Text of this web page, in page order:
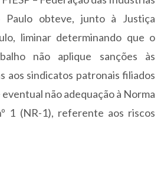
Paulo obteve, junto à Justiça
liminar determinando que o
não aplique sanções às
aos sindicatos patronais filiados
eventual não adequação à Norma
1 (NR-1), referente aos riscos